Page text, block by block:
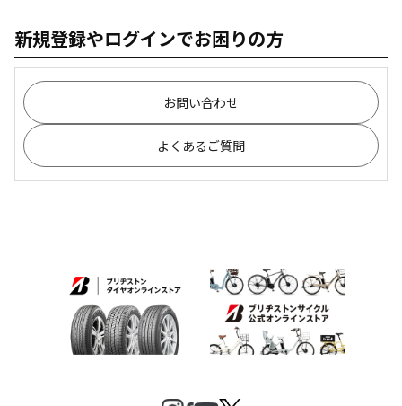
新規登録やログインでお困りの方
お問い合わせ
よくあるご質問